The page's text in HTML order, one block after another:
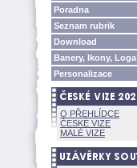
Poradna
Seznam rubrik
Download
Banery, Ikony, Loga
Personalizace
O PŘEHLÍDCE
ČESKÉ VIZE
MALÉ VIZE